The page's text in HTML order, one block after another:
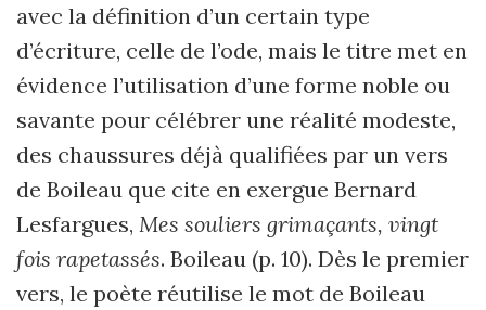
avec la définition d’un certain type
d’écriture, celle de l’ode, mais le titre met en
évidence l’utilisation d’une forme noble ou
savante pour célébrer une réalité modeste,
des chaussures déjà qualifiées par un vers
de Boileau que cite en exergue Bernard
Lesfargues, Mes souliers grimaçants, vingt
fois rapetassés. Boileau (p. 10). Dès le premier
vers, le poète réutilise le mot de Boileau